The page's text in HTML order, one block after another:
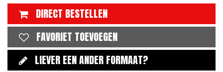
DIRECT BESTELLEN
FAVORIET TOEVOEGEN
LIEVER EEN ANDER FORMAAT?